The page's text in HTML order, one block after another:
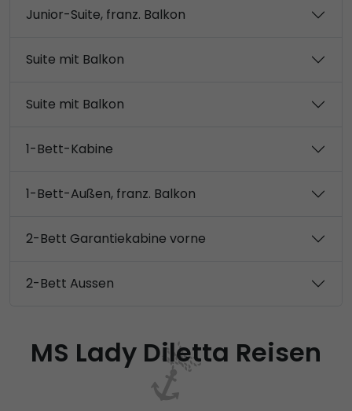
Junior-Suite, franz. Balkon
Suite mit Balkon
Suite mit Balkon
1-Bett-Kabine
1-Bett-Außen, franz. Balkon
2-Bett Garantiekabine vorne
2-Bett Aussen
MS Lady Diletta Reisen